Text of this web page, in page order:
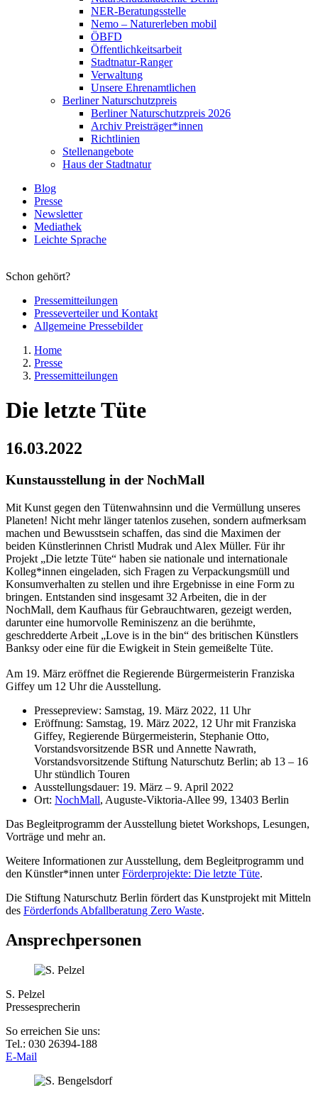
NER-Beratungsstelle
Nemo – Naturerleben mobil
ÖBFD
Öffentlichkeitsarbeit
Stadtnatur-Ranger
Verwaltung
Unsere Ehrenamtlichen
Berliner Naturschutzpreis
Berliner Naturschutzpreis 2026
Archiv Preisträger*innen
Richtlinien
Stellenangebote
Haus der Stadtnatur
Blog
Presse
Newsletter
Mediathek
Leichte Sprache
Schon gehört?
Pressemitteilungen
Presseverteiler und Kontakt
Allgemeine Pressebilder
Home
Presse
Pressemitteilungen
Die letzte Tüte
16.03.2022
Kunstausstellung in der NochMall
Mit Kunst gegen den Tütenwahnsinn und die Vermüllung unseres
Planeten! Nicht mehr länger tatenlos zusehen, sondern aufmerksam
machen und Bewusstsein schaffen, das sind die Maximen der
beiden Künstlerinnen Christl Mudrak und Alex Müller. Für ihr
Projekt „Die letzte Tüte“ haben sie nationale und internationale
Kolleg*innen eingeladen, sich Fragen zu Verpackungsmüll und
Konsumverhalten zu stellen und ihre Ergebnisse in eine Form zu
bringen. Entstanden sind insgesamt 32 Arbeiten, die in der
NochMall, dem Kaufhaus für Gebrauchtwaren, gezeigt werden,
darunter eine humorvolle Reminiszenz an die berühmte,
geschredderte Arbeit „Love is in the bin“ des britischen Künstlers
Banksy oder eine für die Ewigkeit in Stein gemeißelte Tüte.
Am 19. März eröffnet die Regierende Bürgermeisterin Franziska
Giffey um 12 Uhr die Ausstellung.
Pressepreview: Samstag, 19. März 2022, 11 Uhr
Eröffnung: Samstag, 19. März 2022, 12 Uhr mit Franziska
Giffey, Regierende Bürgermeisterin, Stephanie Otto,
Vorstandsvorsitzende BSR und Annette Nawrath,
Vorstandsvorsitzende Stiftung Naturschutz Berlin; ab 13 – 16
Uhr stündlich Touren
Ausstellungsdauer: 19. März – 9. April 2022
Ort: NochMall, Auguste-Viktoria-Allee 99, 13403 Berlin
Das Begleitprogramm der Ausstellung bietet Workshops, Lesungen,
Vorträge und mehr an.
Weitere Informationen zur Ausstellung, dem Begleitprogramm und
den Künstler*innen unterFörderprojekte: Die letzte Tüte.
Die Stiftung Naturschutz Berlin fördert das Kunstprojekt mit Mitteln
des Förderfonds Abfallberatung Zero Waste.
Ansprechpersonen
S. Pelzel
Pressesprecherin
So erreichen Sie uns:
Tel.: 030 26394-188
E-Mail